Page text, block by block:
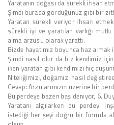
Yaratanın doğası da sürekli ihsan
Şimdi burada gördüğünüz gibi bir
Yaratan sürekli veriyor ihsan
sürekli iyi ve yaratılan varlığı
alma arzusu olarak yarattı.
Bizde hayatımız boyunca haz
Şimdi nasıl olur da biz kendimiz
iken yaratan gibi kendimizi hiç
Niteliğimizi, doğamızı nasıl
Cevap: Arzularımızın üzerine bir
Bu perdeye bazen baş deniyor, 6.
Yaratanı algılarken bu perdeyi
istediği her şeyi doğru bir formda